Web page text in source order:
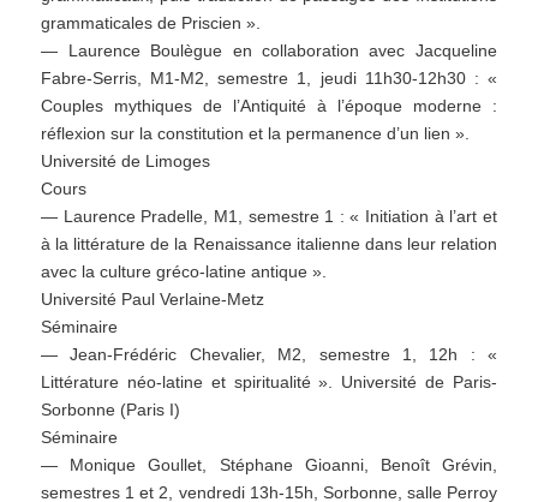
grammaticales de Priscien ».
— Laurence Boulègue en collaboration avec Jacqueline
Fabre-Serris, M1-M2, semestre 1, jeudi 11h30-12h30 : «
Couples mythiques de l’Antiquité à l’époque moderne :
réflexion sur la constitution et la permanence d’un lien ».
Université de Limoges
Cours
— Laurence Pradelle, M1, semestre 1 : « Initiation à l’art et
à la littérature de la Renaissance italienne dans leur relation
avec la culture gréco-latine antique ».
Université Paul Verlaine-Metz
Séminaire
— Jean-Frédéric Chevalier, M2, semestre 1, 12h : «
Littérature néo-latine et spiritualité ». Université de Paris-
Sorbonne (Paris I)
Séminaire
— Monique Goullet, Stéphane Gioanni, Benoît Grévin,
semestres 1 et 2, vendredi 13h-15h, Sorbonne, salle Perroy